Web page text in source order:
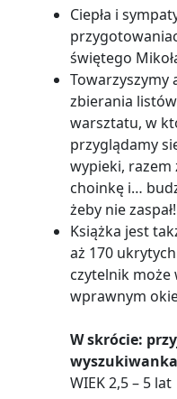
Ciepła i
świętego
Towarzyszymy
zbierania
warsztatu, w
przyglądamy
wypieki, razem
choinkę i…
żeby nie
Książka jest
aż 170
czytelnik może
wprawnym
W skrócie:
wyszukiwanka
WIEK 2,5 – 5 lat